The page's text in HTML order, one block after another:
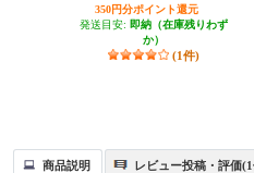
350円分ポイント還元
発送目安: 即納（在庫残りわず
か）
(1件)
商品説明 レビュー投稿・評価